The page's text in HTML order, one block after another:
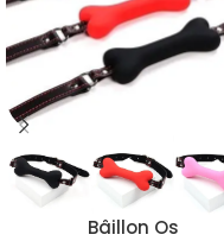
Bâillon Os